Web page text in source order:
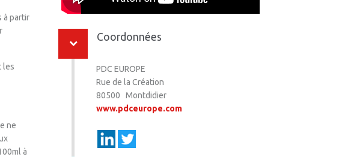
à partir
les
ne
à
Coordonnées
PDC EUROPE
Rue de la Création
80500 Montdidier
www.pdceurope.com